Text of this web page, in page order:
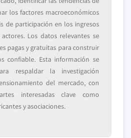
los factores macroeconómicos
de participación en los ingresos
Los datos relevantes se
pagas y gratuitas para construir
confiable. Esta información se
respaldar la investigación
del mercado, con
interesadas clave como
y asociaciones.